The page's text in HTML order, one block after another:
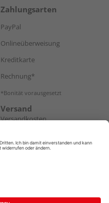
Zahlungsarten
PayPal
Onlineüberweisung
Kreditkarte
Rechnung*
*Bonität vorausgesetzt
Versand
Versandkosten
Widerruf Datenschutz